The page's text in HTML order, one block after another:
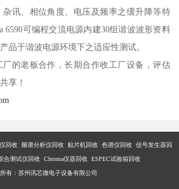
讯、相位角度、电压及频率之缓升降等特
6590可编程交流电源内建30组谐波波形资料
品于谐波电源环境下之适应性测试。
的老板合作，长期合作收工厂设备，评估
享！
回收 频谱分析仪回收 贴片机回收 色谱仪回收 信号发生器回
测试仪回收 Chroma仪器回收 ESPEC试验箱回收
有：苏州讯芯微电子设备有限公司